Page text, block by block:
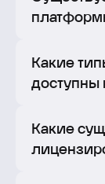
Какие
доступны
Какие